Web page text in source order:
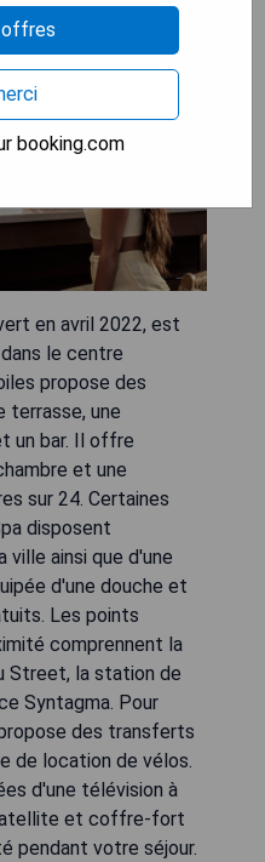
en avril 2022, est
le centre
propose des
terrasse, une
un bar. Il offre
et une
sur 24. Certaines
disposent
ville ainsi que d'une
d'une douche et
Les points
comprennent la
Street, la station de
Syntagma. Pour
des transferts
de location de vélos.
d'une télévision à
et coffre-fort
pendant votre séjour.
offres
booking.com